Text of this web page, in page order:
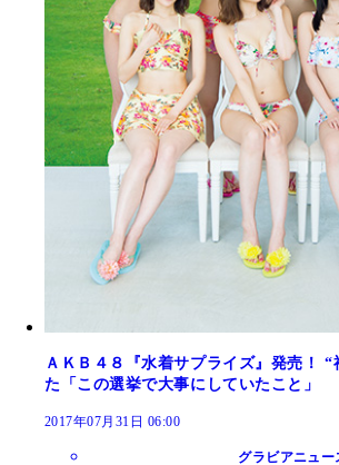
ＡＫＢ４８『水着サプライズ』発売！ “
た「この選挙で大事にしていたこと」
2017年07月31日 06:00
グラビアニュー